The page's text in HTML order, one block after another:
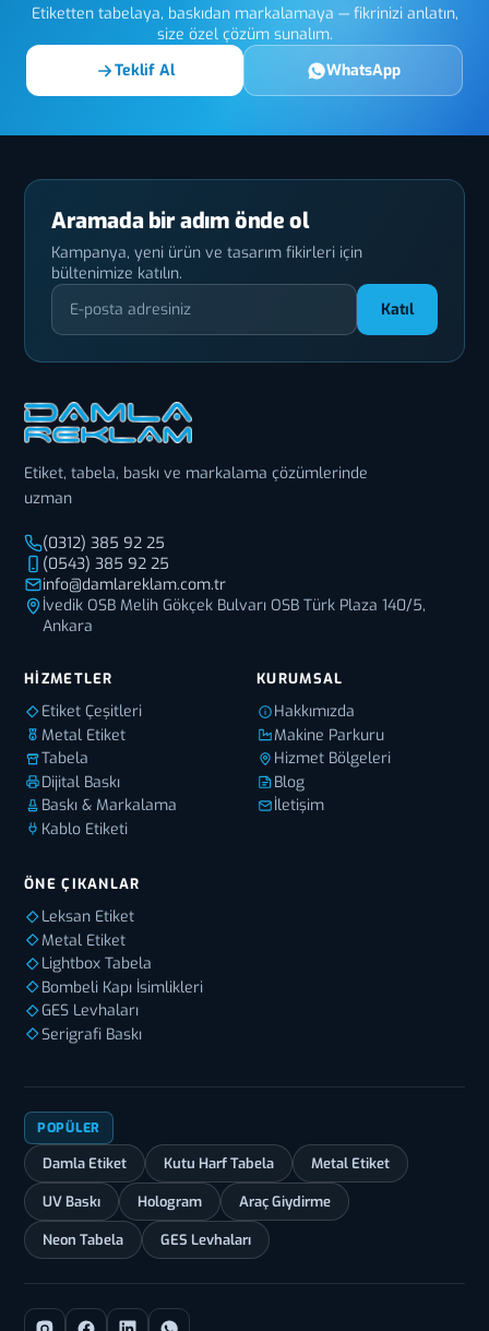
Etiketten tabelaya, baskıdan markalamaya — fikrinizi anlatın,
size özel çözüm sunalım.
Teklif Al
WhatsApp
Aramada bir adım önde ol
Kampanya, yeni ürün ve tasarım fikirleri için
bültenimize katılın.
Katıl
Etiket, tabela, baskı ve markalama çözümlerinde
uzman
(0312) 385 92 25
(0543) 385 92 25
info@damlareklam.com.tr
İvedik OSB Melih Gökçek Bulvarı OSB Türk Plaza 140/5,
Ankara
HIZMETLER
Etiket Çeşitleri
Metal Etiket
Tabela
Dijital Baskı
Baskı & Markalama
Kablo Etiketi
KURUMSAL
Hakkımızda
Makine Parkuru
Hizmet Bölgeleri
Blog
İletişim
ÖNE ÇIKANLAR
Leksan Etiket
Metal Etiket
Lightbox Tabela
Bombeli Kapı İsimlikleri
GES Levhaları
Serigrafi Baskı
POPÜLER
Damla Etiket Kutu Harf Tabela Metal Etiket
UV Baskı Hologram Araç Giydirme
Neon Tabela GES Levhaları